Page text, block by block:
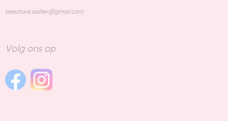
beestore.aalter@gmail.com
Volg ons op